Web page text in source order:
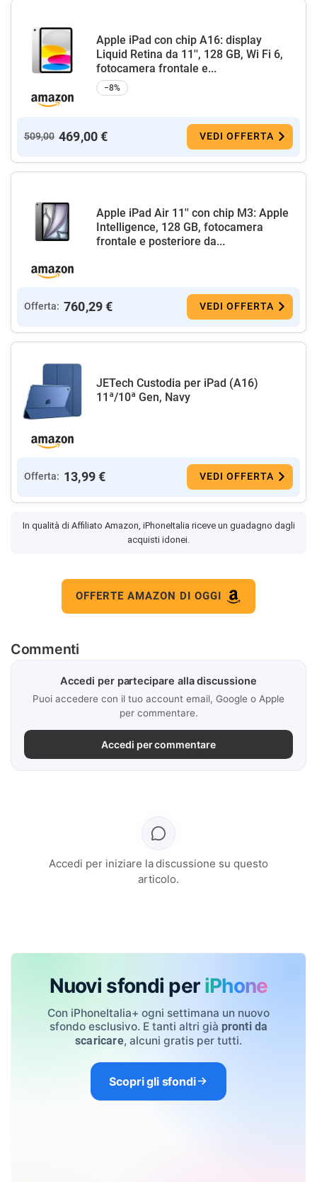
Apple iPad con chip A16: display
Liquid Retina da 11'', 128 GB, Wi Fi 6,
fotocamera frontale e...
−8%
509,00 469,00 € VEDI OFFERTA
Apple iPad Air 11'' con chip M3: Apple
Intelligence, 128 GB, fotocamera
frontale e posteriore da...
Offerta: 760,29 € VEDI OFFERTA
JETech Custodia per iPad (A16)
11ª/10ª Gen, Navy
Offerta: 13,99 € VEDI OFFERTA
In qualità di Affiliato Amazon, iPhoneItalia riceve un guadagno dagli
acquisti idonei.
OFFERTE AMAZON DI OGGI
Commenti
Accedi per partecipare alla discussione
Puoi accedere con il tuo account email, Google o Apple
per commentare.
Accedi per commentare
Accedi per iniziare la discussione su questo
articolo.
Nuovi sfondi per iPhone
Con iPhoneItalia+ ogni settimana un nuovo
sfondo esclusivo. E tanti altri già pronti da
scaricare, alcuni gratis per tutti.
Scopri gli sfondi